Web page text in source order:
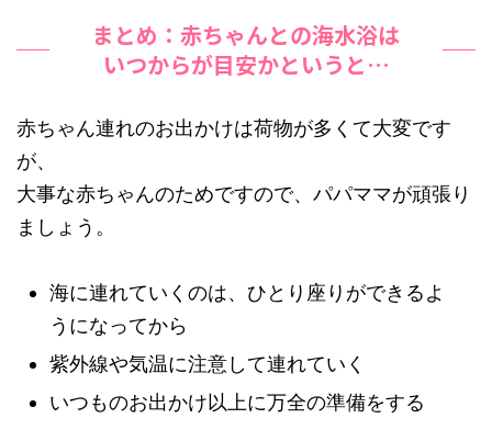
まとめ：赤ちゃんとの海水浴は
いつからが目安かというと…
赤ちゃん連れのお出かけは荷物が多くて大変です
が、
大事な赤ちゃんのためですので、パパママが頑張り
ましょう。
海に連れていくのは、ひとり座りができるよ
うになってから
紫外線や気温に注意して連れていく
いつものお出かけ以上に万全の準備をする